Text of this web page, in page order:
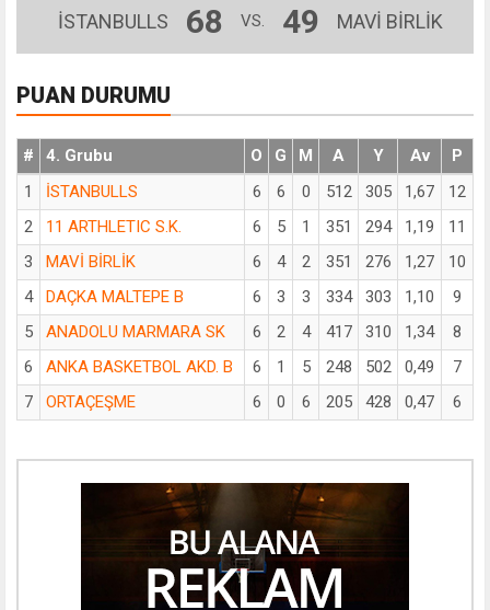
İSTANBULLS 68 VS. 49 MAVİ BİRLİK
PUAN DURUMU
# 4. Grubu O G M A Y Av
P
1
İSTANBULLS 6 6 0 512 305 1,67
12
2
11 ARTHLETIC S.K. 6 5 1 351 294 1,19
11
3
MAVİ BİRLİK 6 4 2 351 276 1,27
10
4
DAÇKA MALTEPE B 6 3 3 334 303 1,10
9
5
ANADOLU MARMARA SK 6 2 4 417 310 1,34
8
6
ANKA BASKETBOL AKD. B 6 1 5 248 502 0,49
7
7
ORTAÇEŞME 6 0 6 205 428 0,47 6